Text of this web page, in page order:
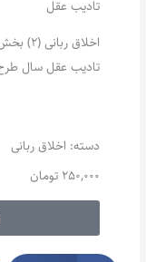
تادیب عقل
اخلاق
تادیب عقل سال طرح
دسته: اخلاق ربانی
250,000 تومان